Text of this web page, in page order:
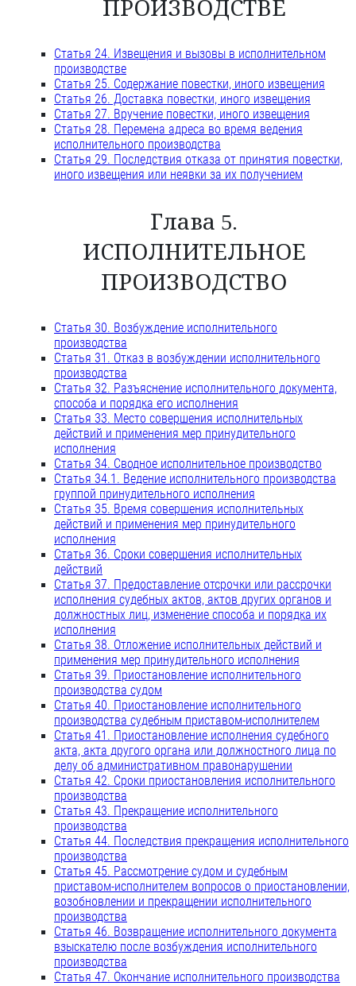
ПРОИЗВОДСТВЕ
Статья 24. Извещения и вызовы в исполнительном
производстве
Статья 25. Содержание повестки, иного извещения
Статья 26. Доставка повестки, иного извещения
Статья 27. Вручение повестки, иного извещения
Статья 28. Перемена адреса во время ведения
исполнительного производства
Статья 29. Последствия отказа от принятия повестки,
иного извещения или неявки за их получением
Глава 5.
ИСПОЛНИТЕЛЬНОЕ
ПРОИЗВОДСТВО
Статья 30. Возбуждение исполнительного
производства
Статья 31. Отказ в возбуждении исполнительного
производства
Статья 32. Разъяснение исполнительного документа,
способа и порядка его исполнения
Статья 33. Место совершения исполнительных
действий и применения мер принудительного
исполнения
Статья 34. Сводное исполнительное производство
Статья 34.1. Ведение исполнительного производства
группой принудительного исполнения
Статья 35. Время совершения исполнительных
действий и применения мер принудительного
исполнения
Статья 36. Сроки совершения исполнительных
действий
Статья 37. Предоставление отсрочки или рассрочки
исполнения судебных актов, актов других органов и
должностных лиц, изменение способа и порядка их
исполнения
Статья 38. Отложение исполнительных действий и
применения мер принудительного исполнения
Статья 39. Приостановление исполнительного
производства судом
Статья 40. Приостановление исполнительного
производства судебным приставом-исполнителем
Статья 41. Приостановление исполнения судебного
акта, акта другого органа или должностного лица по
делу об административном правонарушении
Статья 42. Сроки приостановления исполнительного
производства
Статья 43. Прекращение исполнительного
производства
Статья 44. Последствия прекращения исполнительного
производства
Статья 45. Рассмотрение судом и судебным
приставом-исполнителем вопросов о приостановлении,
возобновлении и прекращении исполнительного
производства
Статья 46. Возвращение исполнительного документа
взыскателю после возбуждения исполнительного
производства
Статья 47. Окончание исполнительного производства